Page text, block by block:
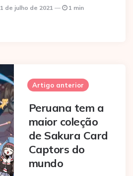
1 de julho de 2021 1 min
Artigo anterior
Peruana tem a
maior coleção
de Sakura Card
Captors do
mundo